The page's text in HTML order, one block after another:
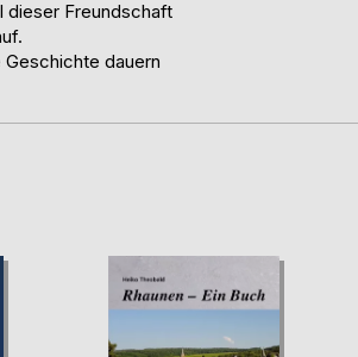
dieser Freundschaft
dauern